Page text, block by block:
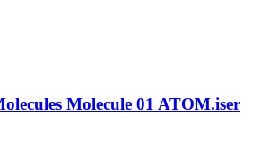
Molecule 01 ATOM.iser